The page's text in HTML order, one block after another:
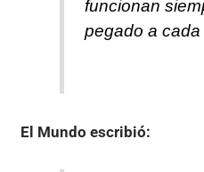
funcionan
pegado a cada
El Mundo escribió: